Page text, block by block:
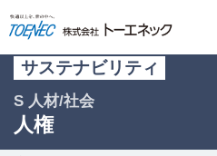
サステナビリティ
S 人材/社会
人権